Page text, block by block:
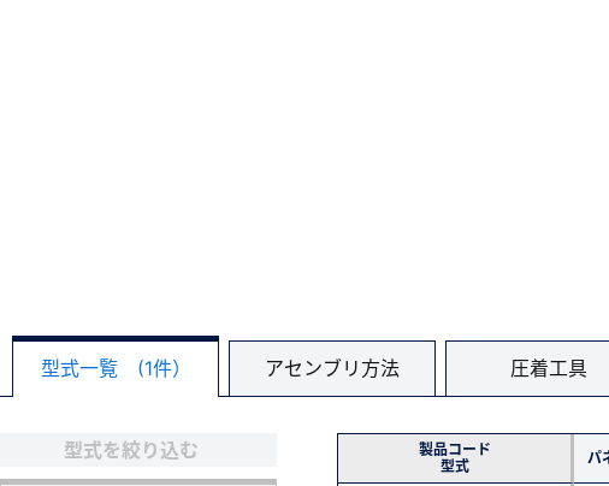
型式一覧 (1件） アセンブリ方法 圧着工具
製品コード
型式
パ
型式を絞り込む